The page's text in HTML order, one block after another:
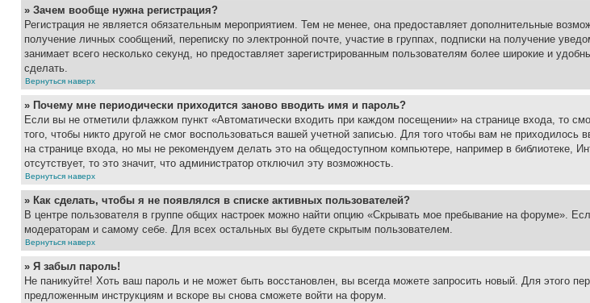
» Зачем вообще нужна регистрация?
Регистрация не является обязательным мероприятием. Тем не менее, она предоставляет дополнительные
получение личных сообщений, переписку по электронной почте, участие в группах, подписки на получение
занимает всего несколько секунд, но предоставляет зарегистрированным пользователям более широкие и
сделать.
Вернуться наверх
» Почему мне периодически приходится заново вводить имя и пароль?
Если вы не отметили флажком пункт «Автоматически входить при каждом посещении» на странице входа, то
того, чтобы никто другой не смог воспользоваться вашей учетной записью. Для того чтобы вам не
на странице входа, но мы не рекомендуем делать это на общедоступном компьютере, например в библиотеке,
отсутствует, то это значит, что администратор отключил эту возможность.
Вернуться наверх
» Как сделать, чтобы я не появлялся в списке активных пользователей?
В центре пользователя в группе общих настроек можно найти опцию «Скрывать мое пребывание на форуме».
модераторам и самому себе. Для всех остальных вы будете скрытым пользователем.
Вернуться наверх
» Я забыл пароль!
Не паникуйте! Хоть ваш пароль и не может быть восстановлен, вы всегда можете запросить новый. Для этого
предложенным инструкциям и вскоре вы снова сможете войти на форум.